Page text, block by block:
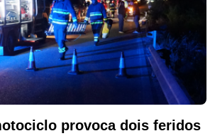
provoca dois feridos